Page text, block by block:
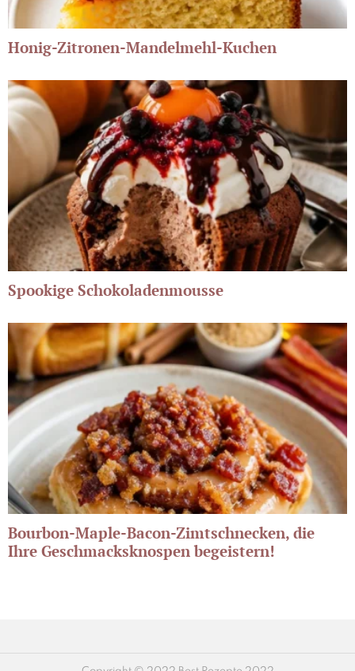
Honig-Zitronen-Mandelmehl-Kuchen
Spookige Schokoladenmousse
Bourbon-Maple-Bacon-Zimtschnecken, die
Ihre Geschmacksknospen begeistern!